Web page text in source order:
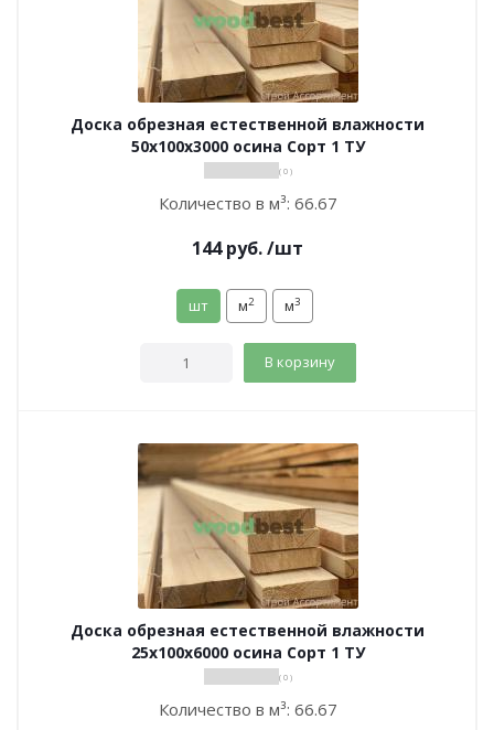
Доска обрезная естественной влажности
50х100х3000 осина Сорт 1 ТУ
( 0 )
Количество в м³: 66.67
144руб./шт
шт м2 м3
В корзину
Доска обрезная естественной влажности
25х100х6000 осина Сорт 1 ТУ
( 0 )
Количество в м³: 66.67